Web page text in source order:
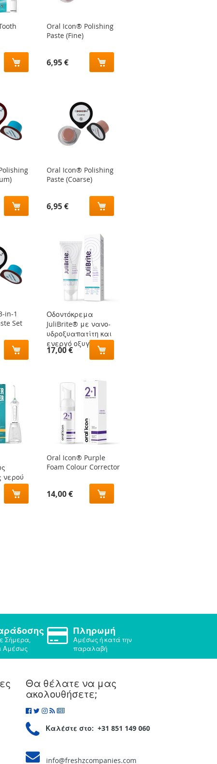
Oral Icon® Polishing
Paste (Fine)
6,95 €
Oral Icon® Polishing
Paste (Coarse)
6,95 €
in-1
Set
Οδοντόκρεμα
JuliBrite® με νανο-
υδροξυαπατίτη και
ενεργό οξυγόνο
17,00 €
νερού
Oral Icon® Purple
Foam Colour Corrector
14,00 €
Σήμερα,
Αμέσως
Πληρωμή
Αμέσως ή κατά την
παραλαβή
Θα θέλατε να μας
ακολουθήσετε;
Καλέστε στο: +31 851 149 060
info@freshzcompanies.com